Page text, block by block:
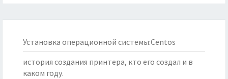
Установка операционной системы:Centos
история создания принтера, кто его создал и в
каком году.